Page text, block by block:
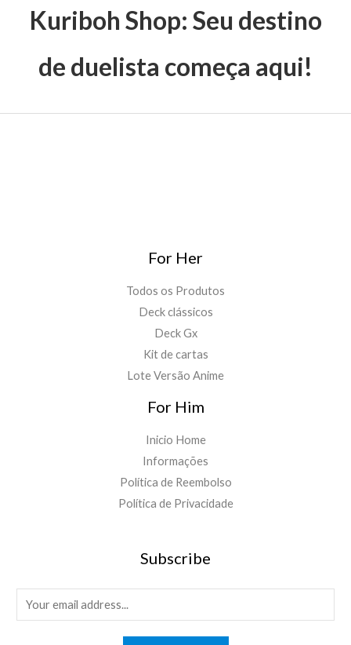
Kuriboh Shop: Seu destino
de duelista começa aqui!
For Her
Todos os Produtos
Deck clássicos
Deck Gx
Kit de cartas
Lote Versão Anime
For Him
Inicio Home
Informações
Política de Reembolso
Política de Privacidade
Subscribe
m